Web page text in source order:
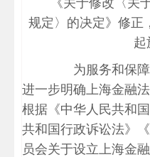
《关于修改〈关
规定〉的决定》修正
起
为服务和保障
进一步明确上海金融
根据《中华人民共和
共和国行政诉讼法》
员会关于设立上海金